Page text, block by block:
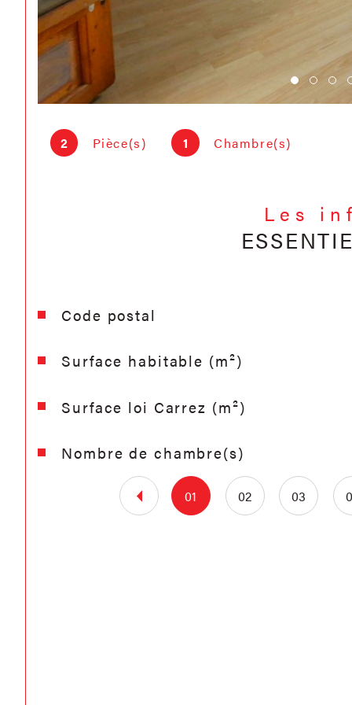
2 Pièce(s) 1 Chambre(s)
Les
Caractéristiques Valeurs
Code postal
Surface habitable (m²)
Surface loi Carrez (m²)
Nombre de chambre(s)
01 02 03